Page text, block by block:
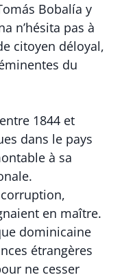
Bobalía y
n’hésita pas à
citoyen déloyal,
du
1844 et
dans le pays
à sa
en maître.
dominicaine
étrangères
ne cesser